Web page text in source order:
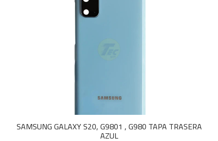
SAMSUNG GALAXY S20, G9801 , G980 TAPA TRASERA
AZUL